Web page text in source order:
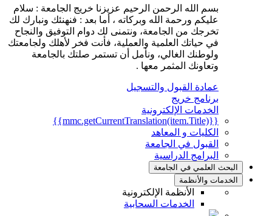
بسم الله الرحمن الرحيم عزيزنا خريج الجامعة : سلام
عليكم ورحمة الله وبركاته ، أما بعد : فنهنئك ونبارك لك
تخرجك من الجامعة، ونتمنى لك دوام التوفيق والنجاح
في حياتك العلمية والعملية، فأنت فخر لأهلك ولجامعتك
ولوطنك الغالي، ونأمل أن تستمر صلتك بالجامعة
وتعاونك المثمر معها .
عمادة القبول والتسجيل
برنامج خريج
الخدمات الإلكترونية
{{mmc.getCurrentTranslation(item.Title)}}
الكليات و المعاهد
القبول في الجامعة
البرامج الدراسية
البحث العلمي في الجامعة
الخدمات والأنظمة
الأنظمة الإلكترونية
الخدمات السحابية